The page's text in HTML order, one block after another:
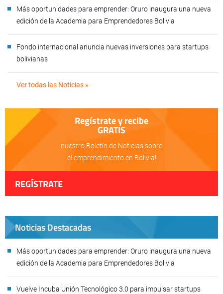
Más oportunidades para emprender: Oruro inaugura una nueva
edición de la Academia para Emprendedores Bolivia
Fondo internacional anuncia nuevas inversiones para startups
bolivianas
Ver todas las Noticias »
Regístrate y recibe
GRATIS
nuestro Boletín de Noticias sobre
el emprendimiento en Bolivia!
REGÍSTRATE
Noticias Destacadas
Más oportunidades para emprender: Oruro inaugura una nueva
edición de la Academia para Emprendedores Bolivia
Vuelve Incuba Unión Tecnológico 3.0 para impulsar startups